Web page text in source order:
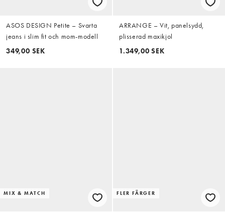
ASOS DESIGN Petite – Svarta
jeans i slim fit och mom-modell
349,00 SEK
ARRANGE – Vit, panelsydd,
plisserad maxikjol
1.349,00 SEK
MIX & MATCH FLER FÄRGER